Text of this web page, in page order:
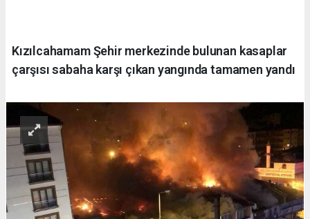
Kızılcahamam Şehir merkezinde bulunan kasaplar
çarşısı sabaha karşı çıkan yangında tamamen yandı